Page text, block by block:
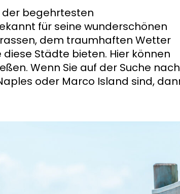
der begehrtesten
für seine wunderschönen
dem traumhaften Wetter
Städte bieten. Hier können
Wenn Sie auf der Suche nach
oder Marco Island sind,